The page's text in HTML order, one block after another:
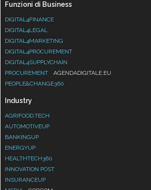
Funzioni di Business
DIGITAL4FINANCE
DIGITAL4LEGAL
DIGITAL4MARKETING
DIGITAL4PROCUREMENT
DIGITAL4SUPPLYCHAIN
PROCUREMENT
AGENDADIGITALE.EU
PEOPLE&CHANGE360
Industry
AGRIFOOD.TECH
AUTOMOTIVEUP
BANKINGUP
ENERGYUP
HEALTHTECH360
INNOVATION POST
INSURANCEUP